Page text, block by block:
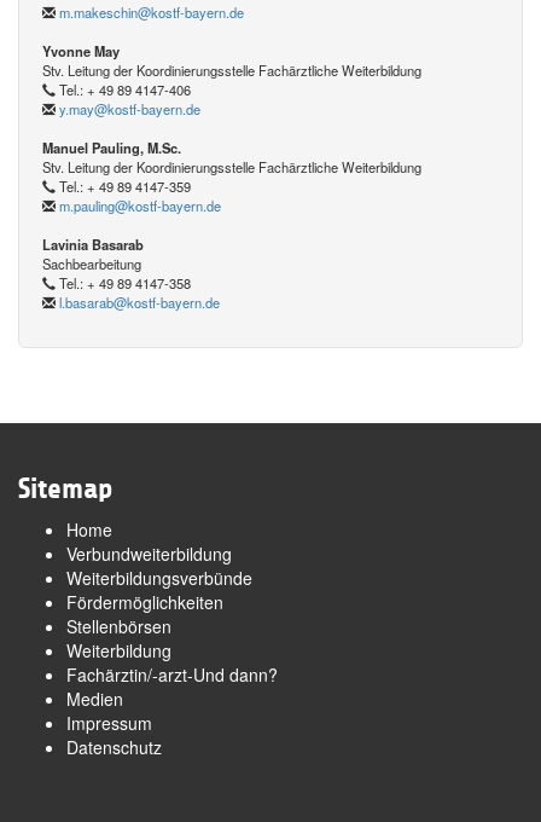
m.makeschin@kostf-bayern.de
Yvonne May
Stv. Leitung der Koordinierungsstelle Fachärztliche Weiterbildung
Tel.: + 49 89 4147-406
y.may@kostf-bayern.de
Manuel Pauling, M.Sc.
Stv. Leitung der Koordinierungsstelle Fachärztliche Weiterbildung
Tel.: + 49 89 4147-359
m.pauling@kostf-bayern.de
Lavinia Basarab
Sachbearbeitung
Tel.: + 49 89 4147-358
l.basarab@kostf-bayern.de
Sitemap
Home
Verbundweiterbildung
Weiterbildungsverbünde
Fördermöglichkeiten
Stellenbörsen
Weiterbildung
Fachärztin/-arzt-Und dann?
Medien
Impressum
Datenschutz